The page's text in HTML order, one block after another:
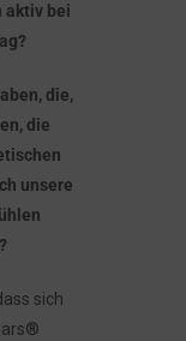
aktiv bei
die,
die
unsere
sich